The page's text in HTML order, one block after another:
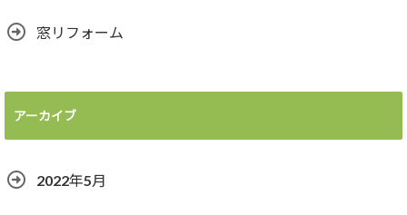
窓リフォーム
アーカイブ
2022年5月